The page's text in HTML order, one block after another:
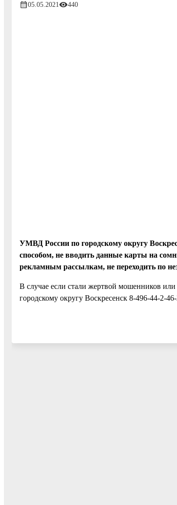
05.05.2021 440
УМВД России по городскому округу
способом, не вводить данные карты на
рекламным рассылкам, не переходить по
В случае если стали жертвой мошенников
городскому округу Воскресенск 8-496-44-2-